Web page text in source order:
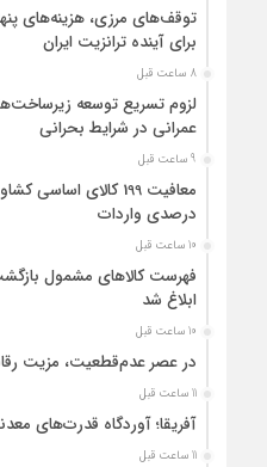
توقف‌های مرزی، هزینه‌های
برای آینده ترانزیت ایران
8 ساعت قبل
لزوم تسریع توسعه
عمرانی در شرایط بحرانی
9 ساعت قبل
درصدی واردات
10 ساعت قبل
فهرست کالاهای مشمول
ابلاغ شد
10 ساعت قبل
در عصر عدم‌قطعیت، مزیت
11 ساعت قبل
آفریقا؛ آوردگاه قدرت‌های
11 ساعت قبل